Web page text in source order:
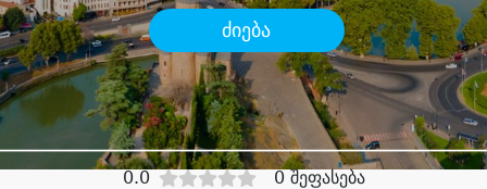
ძიება
შეიძინესასურველი მომსახურება
დიდი დანაზოგით
0.0 0 შეფასება